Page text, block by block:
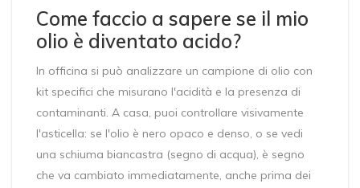
Come faccio a sapere se il mio
olio è diventato acido?
In officina si può analizzare un campione di olio con
kit specifici che misurano l'acidità e la presenza di
contaminanti. A casa, puoi controllare visivamente
l'asticella: se l'olio è nero opaco e denso, o se vedi
una schiuma biancastra (segno di acqua), è segno
che va cambiato immediatamente, anche prima dei